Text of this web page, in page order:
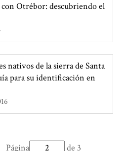
Otrébor: descubriendo el
nativos de la sierra de Santa
para su identificación en
Página
de 3